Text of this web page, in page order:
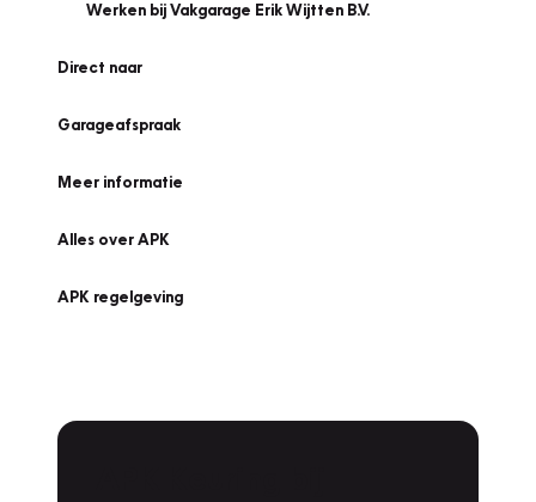
Werken bij Vakgarage Erik Wijtten B.V.
Direct naar
Garageafspraak
Meer informatie
Alles over APK
APK regelgeving